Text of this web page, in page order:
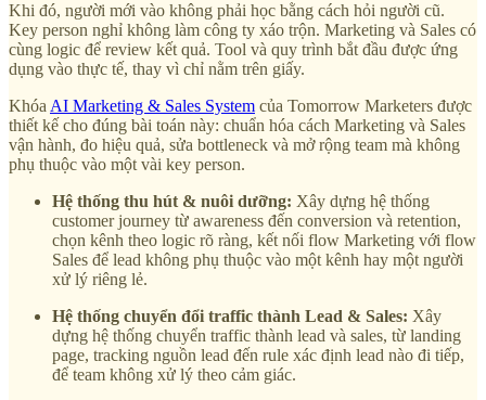
Khi đó, người mới vào không phải học bằng cách hỏi người cũ.
Key person nghỉ không làm công ty xáo trộn. Marketing và Sales có
cùng logic để review kết quả. Tool và quy trình bắt đầu được ứng
dụng vào thực tế, thay vì chỉ nằm trên giấy.
Khóa AI Marketing & Sales System của Tomorrow Marketers được
thiết kế cho đúng bài toán này: chuẩn hóa cách Marketing và Sales
vận hành, đo hiệu quả, sửa bottleneck và mở rộng team mà không
phụ thuộc vào một vài key person.
Hệ thống thu hút & nuôi dưỡng: Xây dựng hệ thống
customer journey từ awareness đến conversion và retention,
chọn kênh theo logic rõ ràng, kết nối flow Marketing với flow
Sales để lead không phụ thuộc vào một kênh hay một người
xử lý riêng lẻ.
Hệ thống chuyển đổi traffic thành Lead & Sales: Xây
dựng hệ thống chuyển traffic thành lead và sales, từ landing
page, tracking nguồn lead đến rule xác định lead nào đi tiếp,
để team không xử lý theo cảm giác.